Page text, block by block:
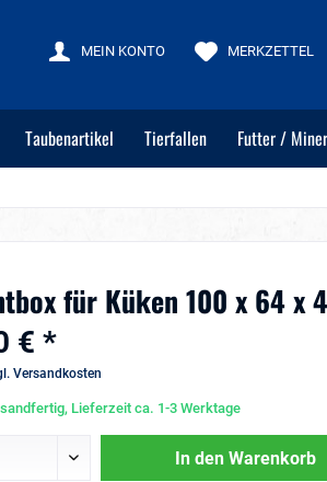
MERKZETTEL
MEIN KONTO
Taubenartikel Tierfallen Futter /
für Küken 100 x 64 x
€ *
Versandkosten
Lieferzeit ca. 1-3 Werktage
In den Warenkorb